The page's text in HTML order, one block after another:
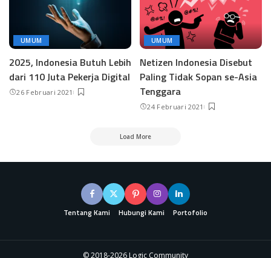
UMUM
2025, Indonesia Butuh Lebih
dari 110 Juta Pekerja Digital
26 Februari 2021
UMUM
Netizen Indonesia Disebut
Paling Tidak Sopan se-Asia
Tenggara
24 Februari 2021
Load More
Tentang Kami Hubungi Kami Portofolio
© 2018-2026 Logic Community